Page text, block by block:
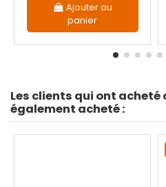
Ajouter au
panier
Les clients qui ont acheté
également acheté :